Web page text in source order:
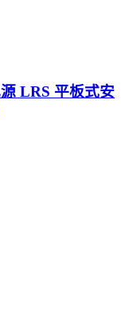
LRS 平板式安